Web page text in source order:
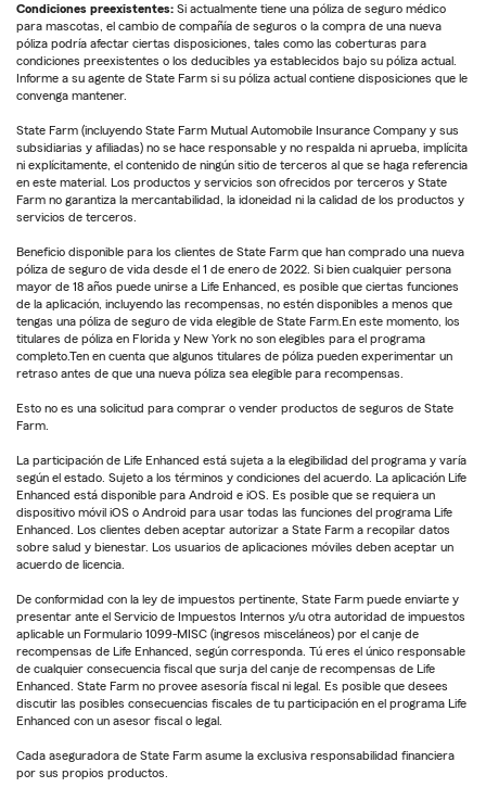
Condiciones preexistentes: Si actualmente tiene una póliza de seguro médico
para mascotas, el cambio de compañía de seguros o la compra de una nueva
póliza podría afectar ciertas disposiciones, tales como las coberturas para
condiciones preexistentes o los deducibles ya establecidos bajo su póliza actual.
Informe a su agente de State Farm si su póliza actual contiene disposiciones que le
convenga mantener.
State Farm (incluyendo State Farm Mutual Automobile Insurance Company y sus
subsidiarias y afiliadas) no se hace responsable y no respalda ni aprueba, implícita
ni explícitamente, el contenido de ningún sitio de terceros al que se haga referencia
en este material. Los productos y servicios son ofrecidos por terceros y State
Farm no garantiza la mercantabilidad, la idoneidad ni la calidad de los productos y
servicios de terceros.
Beneficio disponible para los clientes de State Farm que han comprado una nueva
póliza de seguro de vida desde el 1 de enero de 2022. Si bien cualquier persona
mayor de 18 años puede unirse a Life Enhanced, es posible que ciertas funciones
de la aplicación, incluyendo las recompensas, no estén disponibles a menos que
tengas una póliza de seguro de vida elegible de State Farm.En este momento, los
titulares de póliza en Florida y New York no son elegibles para el programa
completo.Ten en cuenta que algunos titulares de póliza pueden experimentar un
retraso antes de que una nueva póliza sea elegible para recompensas.
Esto no es una solicitud para comprar o vender productos de seguros de State
Farm.
La participación de Life Enhanced está sujeta a la elegibilidad del programa y varía
según el estado. Sujeto a los términos y condiciones del acuerdo. La aplicación Life
Enhanced está disponible para Android e iOS. Es posible que se requiera un
dispositivo móvil iOS o Android para usar todas las funciones del programa Life
Enhanced. Los clientes deben aceptar autorizar a State Farm a recopilar datos
sobre salud y bienestar. Los usuarios de aplicaciones móviles deben aceptar un
acuerdo de licencia.
De conformidad con la ley de impuestos pertinente, State Farm puede enviarte y
presentar ante el Servicio de Impuestos Internos y/u otra autoridad de impuestos
aplicable un Formulario 1099-MISC (ingresos misceláneos) por el canje de
recompensas de Life Enhanced, según corresponda. Tú eres el único responsable
de cualquier consecuencia fiscal que surja del canje de recompensas de Life
Enhanced. State Farm no provee asesoría fiscal ni legal. Es posible que desees
discutir las posibles consecuencias fiscales de tu participación en el programa Life
Enhanced con un asesor fiscal o legal.
Cada aseguradora de State Farm asume la exclusiva responsabilidad financiera
por sus propios productos.